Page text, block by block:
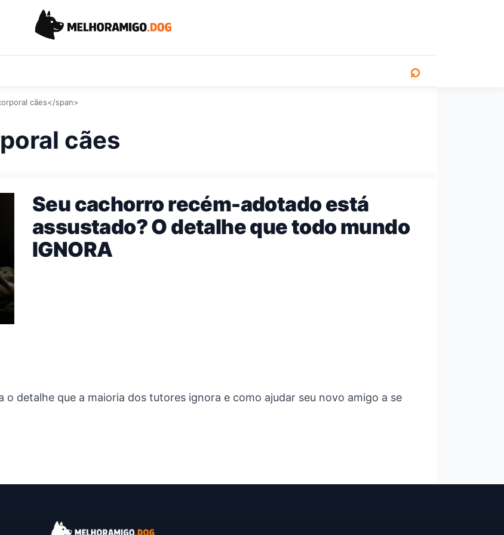
⌕
cães</span>
cães
Seu cachorro recém-adotado está
assustado? O detalhe que todo mundo
IGNORA
o detalhe que a maioria dos tutores ignora e como ajudar seu novo amigo a se